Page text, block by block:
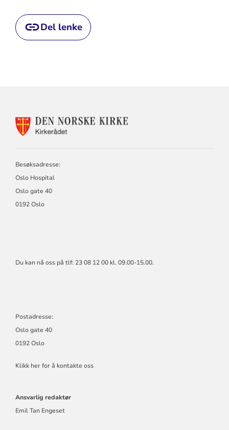
Del lenke
KONTAKTINFORMASJON
Besøksadresse:
Oslo Hospital
Oslo gate 40
0192 Oslo
Du kan nå oss på tlf: 23 08 12 00 kl. 09.00-15.00.
Postadresse:
Oslo gate 40
0192 Oslo
Klikk her for å kontakte oss
Ansvarlig redaktør
Emil Tan Engeset